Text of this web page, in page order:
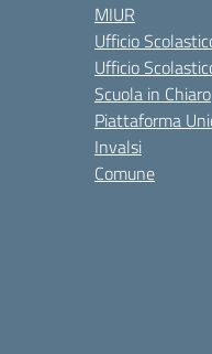
MIUR
Ufficio
Ufficio
Scuola in Chiaro
Piattaforma
Invalsi
Comune